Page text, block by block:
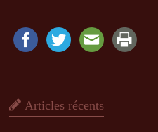
Articles récents